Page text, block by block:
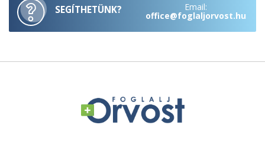
SEGÍTHETÜNK? Email:
office@foglaljorvost.hu